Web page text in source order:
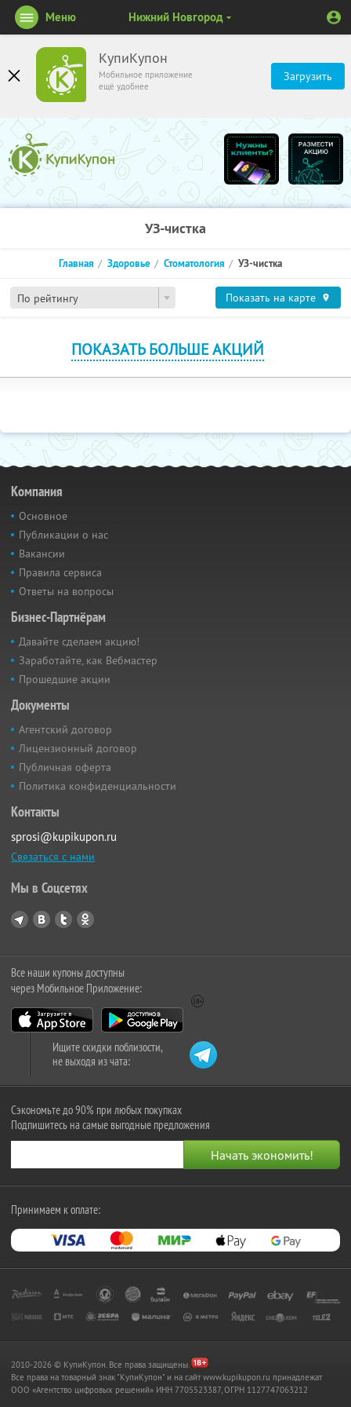
КупиКупон
Мобильное приложение
ещё удобнее
Загрузить
Меню Нижний Новгород
УЗ-чистка
По рейтингу
Главная Здоровье Стоматология УЗ-чистка
Показать на карте
ПОКАЗАТЬ БОЛЬШЕ АКЦИЙ
Компания
Основное
Публикации о нас
Вакансии
Правила сервиса
Ответы на вопросы
Бизнес-Партнёрам
Давайте сделаем акцию!
Заработайте, как Вебмастер
Прошедшие акции
Документы
Агентский договор
Лицензионный договор
Публичная оферта
Политика конфиденциальности
Контакты
sprosi@kupikupon.ru
Связаться с нами
Мы в Соцсетях
Все наши купоны доступны
через Мобильное Приложение:
Ищите скидки поблизости,
не выходя из чата:
Сэкономьте до 90% при любых покупках
Подпишитесь на самые выгодные предложения
Принимаем к оплате:
2010-2026 © КупиКупон. Все права защищены.
Все права на товарный знак "КупиКупон" и на сайт www.kupikupon.ru принадлежат
OOO «Агентство цифровых решений» ИНН 7705523387, ОГРН 1127747063212